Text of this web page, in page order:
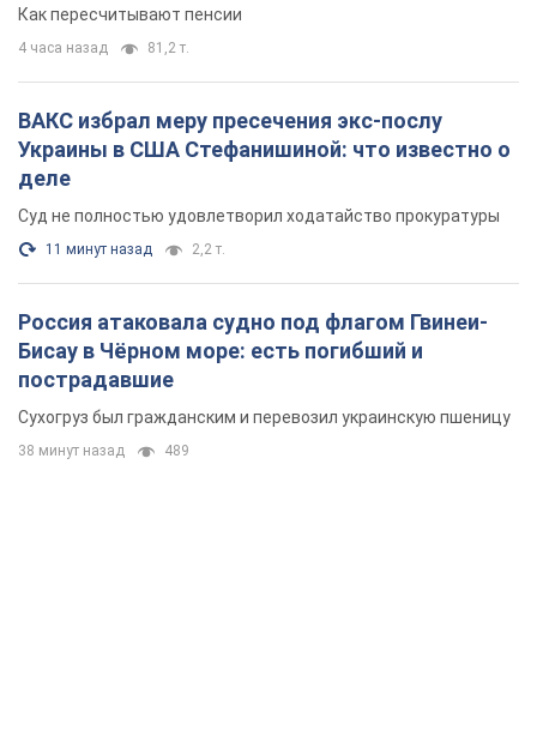
Как пересчитывают пенсии
4 часа назад 81,2 т.
ВАКС избрал меру пресечения экс-послу
Украины в США Стефанишиной: что известно о
деле
Суд не полностью удовлетворил ходатайство прокуратуры
11 минут назад 2,2 т.
Россия атаковала судно под флагом Гвинеи-
Бисау в Чёрном море: есть погибший и
пострадавшие
Сухогруз был гражданским и перевозил украинскую пшеницу
38 минут назад 489